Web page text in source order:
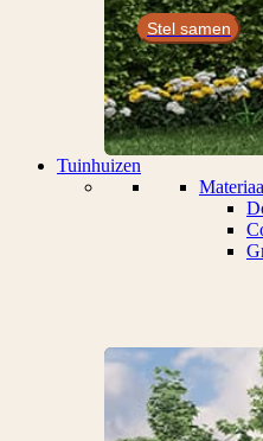
Stel samen
Tuinhuizen